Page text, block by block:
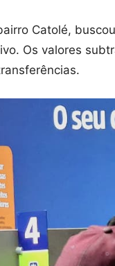
Catolé,
Os valores